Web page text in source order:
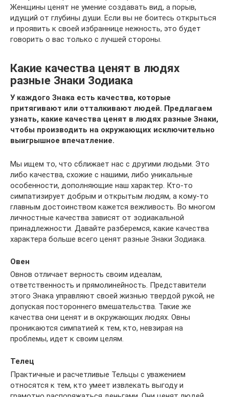
Женщины ценят не умение создавать вид, а порыв,
идущий от глубины души. Если вы не боитесь открыться
и проявить к своей избраннице нежность, это будет
говорить о вас только с лучшей стороны.
Какие качества ценят в людях
разные Знаки Зодиака
У каждого Знака есть качества, которые
притягивают или отталкивают людей. Предлагаем
узнать, какие качества ценят в людях разные Знаки,
чтобы производить на окружающих исключительно
выигрышное впечатление.
Мы ищем то, что сближает нас с другими людьми. Это
либо качества, схожие с нашими, либо уникальные
особенности, дополняющие наш характер. Кто-то
симпатизирует добрым и открытым людям, а кому-то
главным достоинством кажется вежливость. Во многом
личностные качества зависят от зодиакальной
принадлежности. Давайте разберемся, какие качества
характера больше всего ценят разные Знаки Зодиака.
Овен
Овнов отличает верность своим идеалам,
ответственность и прямолинейность. Представители
этого Знака управляют своей жизнью твердой рукой, не
допуская постороннего вмешательства. Такие же
качества они ценят и в окружающих людях. Овны
проникаются симпатией к тем, кто, невзирая на
проблемы, идет к своим целям.
Телец
Практичные и расчетливые Тельцы с уважением
относятся к тем, кто умеет извлекать выгоду и